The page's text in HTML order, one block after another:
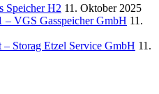
Speicher H2 11. Oktober 2025
– VGS Gasspeicher GmbH 11.
Storag Etzel Service GmbH 11.